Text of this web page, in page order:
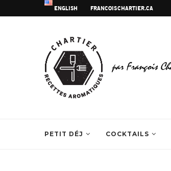
ENGLISH FRANCOISCHARTIER.CA
PETIT DÉJ COCKTAILS